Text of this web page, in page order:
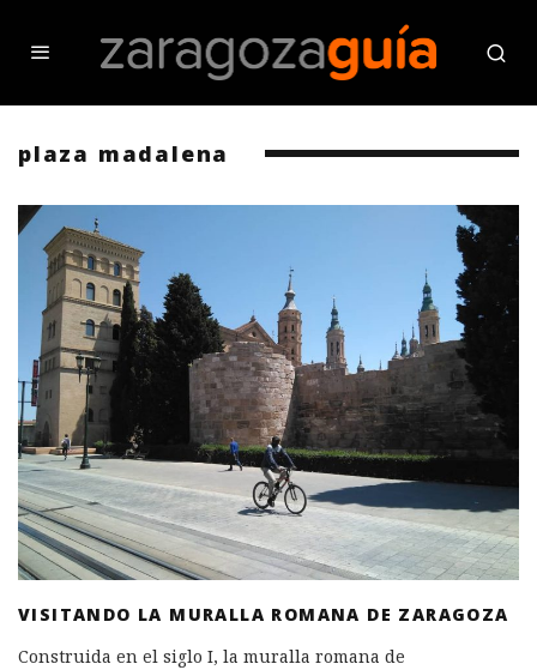
plaza madalena
VISITANDO LA MURALLA ROMANA DE ZARAGOZA
Construida en el siglo I, la muralla romana de